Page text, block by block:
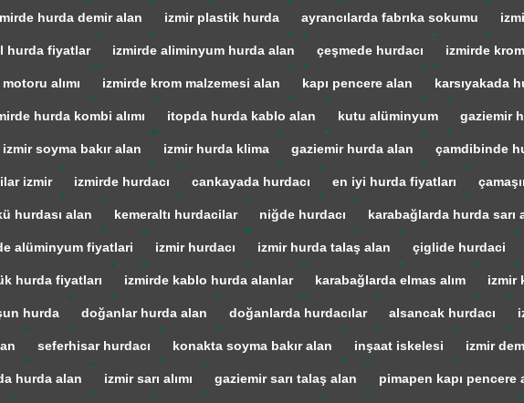
hurda demir alan izmir plastik hurda ayrancılarda fabrıka sokumu
hurda fiyatlar izmirde aliminyum hurda alan çeşmede hurdacı izmirde
alımı izmirde krom malzemesi alan kapı pencere alan karsıyakada
hurda kombi alımı itopda hurda kablo alan kutu alüminyum gaziemir
izmir soyma bakır alan izmir hurda klima gaziemir hurda alan çamdibinde
izmir izmirde hurdacı cankayada hurdacı en iyi hurda fiyatları
hurdası alan kemeraltı hurdacilar niğde hurdacı karabağlarda hurda sarı
alüminyum fiyatlari izmir hurdacı izmir hurda talaş alan çiglide hurdaci
hurda fiyatları izmirde kablo hurda alanlar karabağlarda elmas alım izmir
hurda doğanlar hurda alan doğanlarda hurdacılar alsancak hurdacı
seferhisar hurdacı konakta soyma bakır alan inşaat iskelesi izmir
hurda alan izmir sarı alımı gaziemir sarı talaş alan pimapen kapı pencere